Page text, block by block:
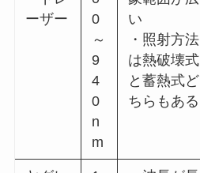
ーザー
0
～
9
4
0
n
m
い
・照射方法
は熱破壊式
と蓄熱式ど
ちらもある